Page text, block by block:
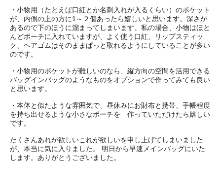
・小物用（たとえば口紅とか名刺入れが入るくらい）のポケット
が、内側の上の方に1～２個あったら嬉しいと思います。深さが
あるので下のほうに溜まってしまいます。私の場合、小物はほと
んどポーチに入れていますが、よく使う口紅、リップスティッ
ク、ヘアゴムはそのままぱっと取れるようにしていることが多い
のです。
・小物用のポケットが難しいのなら、縦方向の空間を活用できる
バッグインバッグのようなものをオプションで作ってみても良い
と思います。
・本体と似たような雰囲気で、昼休みにお財布と携帯、手帳程度
を持ち出せるような小さなポーチを 作っていただけたら嬉しい
です。
たくさんあれが欲しいこれが欲しいを申し上げてしまいました
が、本当に気に入りました。 明日から早速メインバッグにいた
します。ありがとうございました。